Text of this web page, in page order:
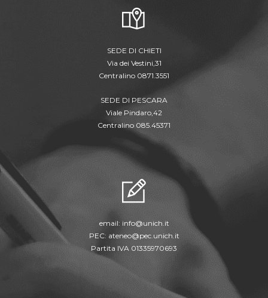
SEDE DI CHIETI
Via dei Vestini,31
Centralino 0871.3551
SEDE DI PESCARA
Viale Pindaro,42
Centralino 085.45371
email: info@unich.it
PEC: ateneo@pec.unich.it
Partita IVA 01335970693